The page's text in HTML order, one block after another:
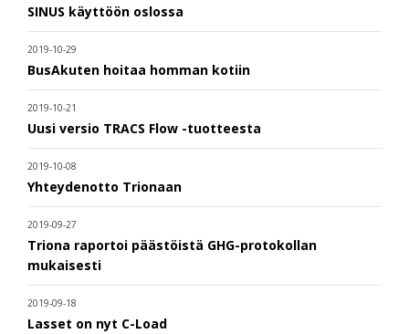
SINUS käyttöön oslossa
2019-10-29
BusAkuten hoitaa homman kotiin
2019-10-21
Uusi versio TRACS Flow -tuotteesta
2019-10-08
Yhteydenotto Trionaan
2019-09-27
Triona raportoi päästöistä GHG-protokollan
mukaisesti
2019-09-18
Lasset on nyt C-Load